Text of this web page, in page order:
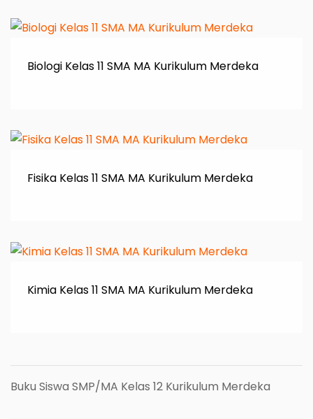
Biologi Kelas 11 SMA MA Kurikulum Merdeka
Fisika Kelas 11 SMA MA Kurikulum Merdeka
Kimia Kelas 11 SMA MA Kurikulum Merdeka
Buku Siswa SMP/MA Kelas 12 Kurikulum Merdeka